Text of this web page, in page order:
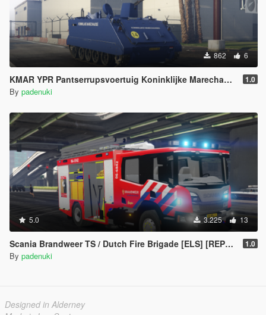
862 6
KMAR YPR Pantserrupsvoertuig Koninklijke Marechaussee 1.0
By padenuki
5.0 3.225 13
Scania Brandweer TS / Dutch Fire Brigade [ELS] [REPLACE] [SKIN] 1.0
By padenuki
Designed in Alderney